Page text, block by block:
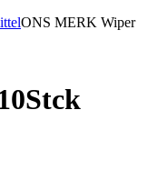
ONS MERK Wiper